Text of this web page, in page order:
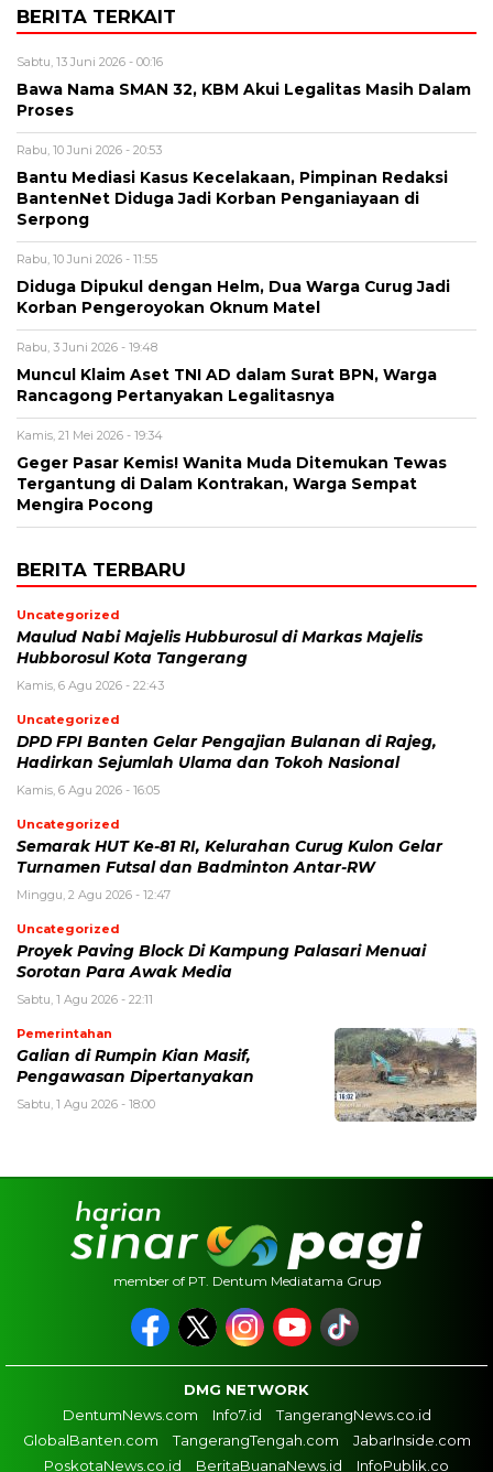
BERITA TERKAIT
Sabtu, 13 Juni 2026 - 00:16
Bawa Nama SMAN 32, KBM Akui Legalitas Masih Dalam
Proses
Rabu, 10 Juni 2026 - 20:53
Bantu Mediasi Kasus Kecelakaan, Pimpinan Redaksi
BantenNet Diduga Jadi Korban Penganiayaan di
Serpong
Rabu, 10 Juni 2026 - 11:55
Diduga Dipukul dengan Helm, Dua Warga Curug Jadi
Korban Pengeroyokan Oknum Matel
Rabu, 3 Juni 2026 - 19:48
Muncul Klaim Aset TNI AD dalam Surat BPN, Warga
Rancagong Pertanyakan Legalitasnya
Kamis, 21 Mei 2026 - 19:34
Geger Pasar Kemis! Wanita Muda Ditemukan Tewas
Tergantung di Dalam Kontrakan, Warga Sempat
Mengira Pocong
BERITA TERBARU
Uncategorized
Maulud Nabi Majelis Hubburosul di Markas Majelis
Hubborosul Kota Tangerang
Kamis, 6 Agu 2026 - 22:43
Uncategorized
DPD FPI Banten Gelar Pengajian Bulanan di Rajeg,
Hadirkan Sejumlah Ulama dan Tokoh Nasional
Kamis, 6 Agu 2026 - 16:05
Uncategorized
Semarak HUT Ke-81 RI, Kelurahan Curug Kulon Gelar
Turnamen Futsal dan Badminton Antar-RW
Minggu, 2 Agu 2026 - 12:47
Uncategorized
Proyek Paving Block Di Kampung Palasari Menuai
Sorotan Para Awak Media
Sabtu, 1 Agu 2026 - 22:11
Pemerintahan
Galian di Rumpin Kian Masif,
Pengawasan Dipertanyakan
Sabtu, 1 Agu 2026 - 18:00
member of PT. Dentum Mediatama Grup
DMG NETWORK
DentumNews.com
Info7.id
TangerangNews.co.id
GlobalBanten.com
TangerangTengah.com
JabarInside.com
PoskotaNews.co.id
BeritaBuanaNews.id InfoPublik.co